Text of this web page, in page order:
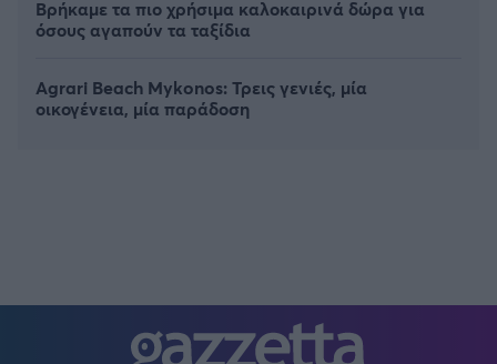
Βρήκαμε τα πιο χρήσιμα καλοκαιρινά δώρα για
όσους αγαπούν τα ταξίδια
Agrari Beach Mykonos: Τρεις γενιές, μία
οικογένεια, μία παράδοση